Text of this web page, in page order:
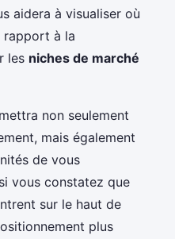
aidera à visualiser où
rapport à la
les niches de marché
non seulement
mais également
de vous
vous constatez que
sur le haut de
plus